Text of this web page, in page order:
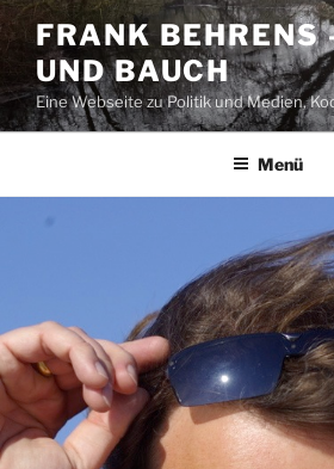
Zum
Inhalt
springen
FRANK BEHRENS
UND BAUCH
Eine Webseite zu Politik und Medien,
Menü